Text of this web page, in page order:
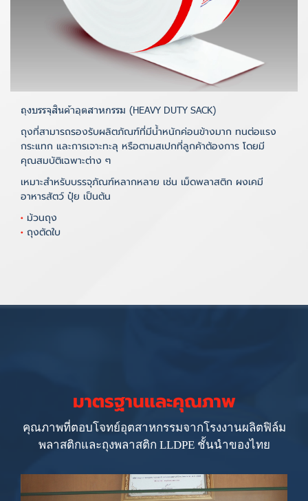
ถุงบรรจุสินค้าอุตสาหกรรม (HEAVY DUTY SACK)
ถุงที่สามารถรองรับผลิตภัณฑ์ที่มีน้ำหนักค่อนข้างมาก ทนต่อแรง
กระแทก และการเจาะทะลุ หรือตามสเปกที่ลูกค้าต้องการ โดยมี
คุณสมบัติเฉพาะต่าง ๆ
เหมาะสำหรับบรรจุภัณฑ์หลากหลาย เช่น เม็ดพลาสติก ผงเคมี
อาหารสัตว์ ปุ๋ย เป็นต้น
• ม้วนถุง
• ถุงตัดใบ
มาตรฐานและคุณภาพ
คุณภาพที่ตอบโจทย์อุตสาหกรรมจากโรงงานผลิตฟิล์ม
พลาสติกและถุงพลาสติก LLDPE ชั้นนำของไทย